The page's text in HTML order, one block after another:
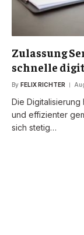
Zulassung
schnelle
By FELIX RICHTER
Die
und effizienter
sich stetig…